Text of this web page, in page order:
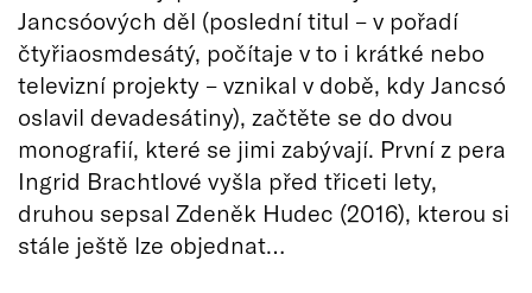
Jancsóových děl (poslední titul – v pořadí
čtyřiaosmdesátý, počítaje v to i krátké nebo
televizní projekty – vznikal v době, kdy Jancsó
oslavil devadesátiny), začtěte se do dvou
monografií, které se jimi zabývají. První z pera
Ingrid Brachtlové vyšla před třiceti lety,
druhou sepsal Zdeněk Hudec (2016), kterou si
stále ještě lze objednat…